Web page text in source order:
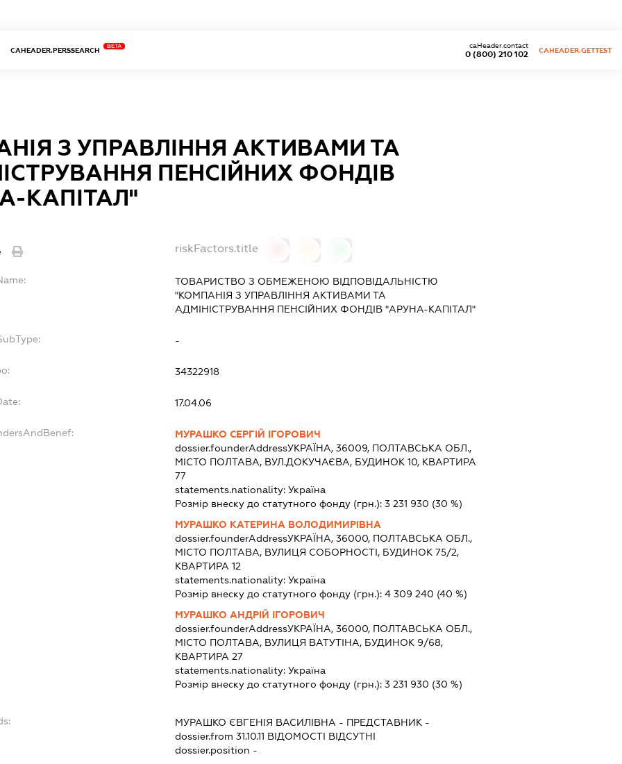
CAHEADER.PERSSEARCH
BETA
0 (800) 210 102
caHeader.contact
CAHEADER.GETTEST
З УПРАВЛІННЯ АКТИВАМИ ТА
ПЕНСІЙНИХ ФОНДІВ
КАПІТАЛ"
riskFactors.title
ТОВАРИСТВО З ОБМЕЖЕНОЮ ВІДПОВІДАЛЬНІСТЮ
"КОМПАНІЯ З УПРАВЛІННЯ АКТИВАМИ ТА
АДМІНІСТРУВАННЯ ПЕНСІЙНИХ ФОНДІВ "АРУНА-КАПІТАЛ"
-
34322918
17.04.06
МУРАШКО СЕРГІЙ ІГОРОВИЧ
dossier.founderAddressУКРАЇНА, 36009, ПОЛТАВСЬКА ОБЛ.,
МІСТО ПОЛТАВА, ВУЛ.ДОКУЧАЄВА, БУДИНОК 10, КВАРТИРА
77
statements.nationality: Україна
Розмір внеску до статутного фонду (грн.): 3 231 930 (30 %)
МУРАШКО КАТЕРИНА ВОЛОДИМИРІВНА
dossier.founderAddressУКРАЇНА, 36000, ПОЛТАВСЬКА ОБЛ.,
МІСТО ПОЛТАВА, ВУЛИЦЯ СОБОРНОСТІ, БУДИНОК 75/2,
КВАРТИРА 12
statements.nationality: Україна
Розмір внеску до статутного фонду (грн.): 4 309 240 (40 %)
МУРАШКО АНДРІЙ ІГОРОВИЧ
dossier.founderAddressУКРАЇНА, 36000, ПОЛТАВСЬКА ОБЛ.,
МІСТО ПОЛТАВА, ВУЛИЦЯ ВАТУТІНА, БУДИНОК 9/68,
КВАРТИРА 27
statements.nationality: Україна
Розмір внеску до статутного фонду (грн.): 3 231 930 (30 %)
МУРАШКО ЄВГЕНІЯ ВАСИЛІВНА - ПРЕДСТАВНИК -
dossier.from 31.10.11 ВІДОМОСТІ ВІДСУТНІ
dossier.position -